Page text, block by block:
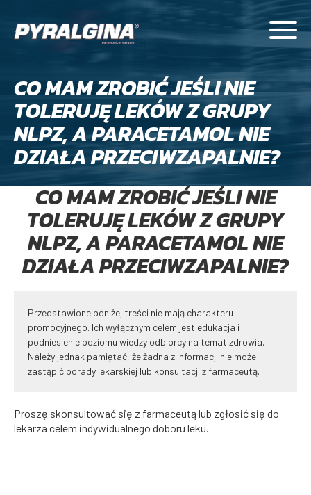
CO MAM ZROBIĆ JEŚLI NIE
TOLERUJĘ LEKÓW Z GRUPY
NLPZ, A PARACETAMOL NIE
DZIAŁA PRZECIWZAPALNIE?
CO MAM ZROBIĆ JEŚLI NIE
TOLERUJĘ LEKÓW Z GRUPY
NLPZ, A PARACETAMOL NIE
DZIAŁA PRZECIWZAPALNIE?
Przedstawione poniżej treści nie mają charakteru
promocyjnego. Ich wyłącznym celem jest edukacja i
podniesienie poziomu wiedzy odbiorcy na temat zdrowia.
Należy jednak pamiętać, że żadna z informacji nie może
zastąpić porady lekarskiej lub konsultacji z farmaceutą.
Proszę skonsultować się z farmaceutą lub zgłosić się do
lekarza celem indywidualnego doboru leku.